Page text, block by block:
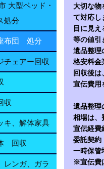
大切な物
て対応
目に見
等の値引
遺品整理
格安料金
回収後は
宣伝費
遺品整理
相場は、
宣伝経
委託契
一時保管
※宣伝費
大型ベッド・
処分
布団 処分
チェアー回収
収
キ、解体家具
回収
レンガ、ガラ